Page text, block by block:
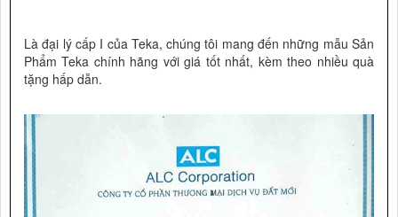
Là đại lý cấp I của Teka, chúng tôi mang đến những mẫu Sản
Phẩm Teka chính hãng với giá tốt nhất, kèm theo nhiều quà
tặng hấp dẫn.